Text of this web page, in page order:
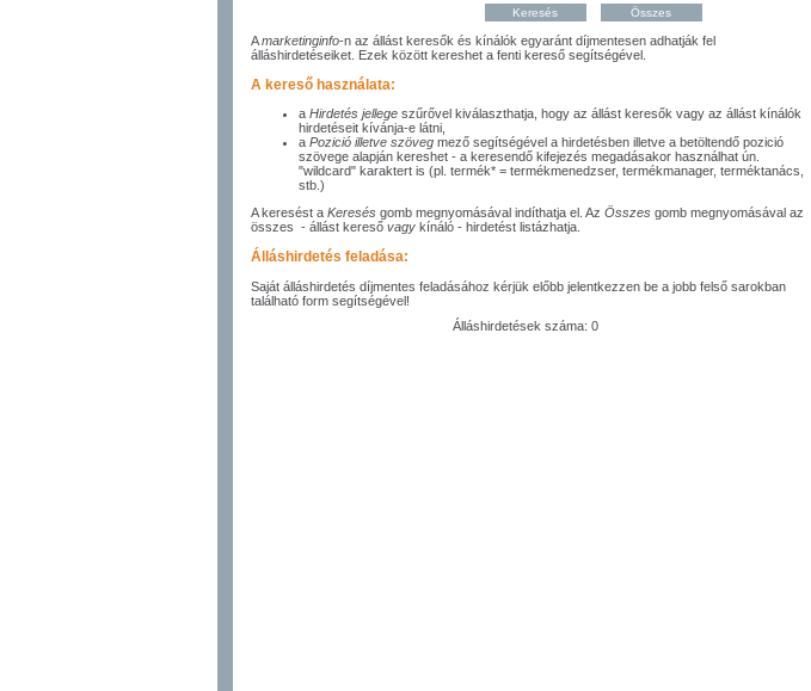
Amarketinginfo-n az állást keresők és kínálók egyaránt díjmentesen adhatják fel
álláshirdetéseiket. Ezek között kereshet a fenti kereső segítségével.
A kereső használata:
a Hirdetés jellege szűrővel kiválaszthatja, hogy az állást keresők vagy az állást kínálók
hirdetéseit kívánja-e látni,
a Pozició illetve szöveg mező segítségével a hirdetésben illetve a betöltendő pozició
szövege alapján kereshet - a keresendő kifejezés megadásakor használhat ún.
"wildcard" karaktert is (pl. termék* = termékmenedzser, termékmanager, terméktanács,
stb.)
A keresést a Keresés gomb megnyomásával indíthatja el. Az Összes gomb megnyomásával az
összes - állást kereső vagy kínáló - hirdetést listázhatja.
Álláshirdetés feladása:
Saját álláshirdetés díjmentes feladásához kérjük előbb jelentkezzen be a jobb felső sarokban
található form segítségével!
Álláshirdetések száma: 0